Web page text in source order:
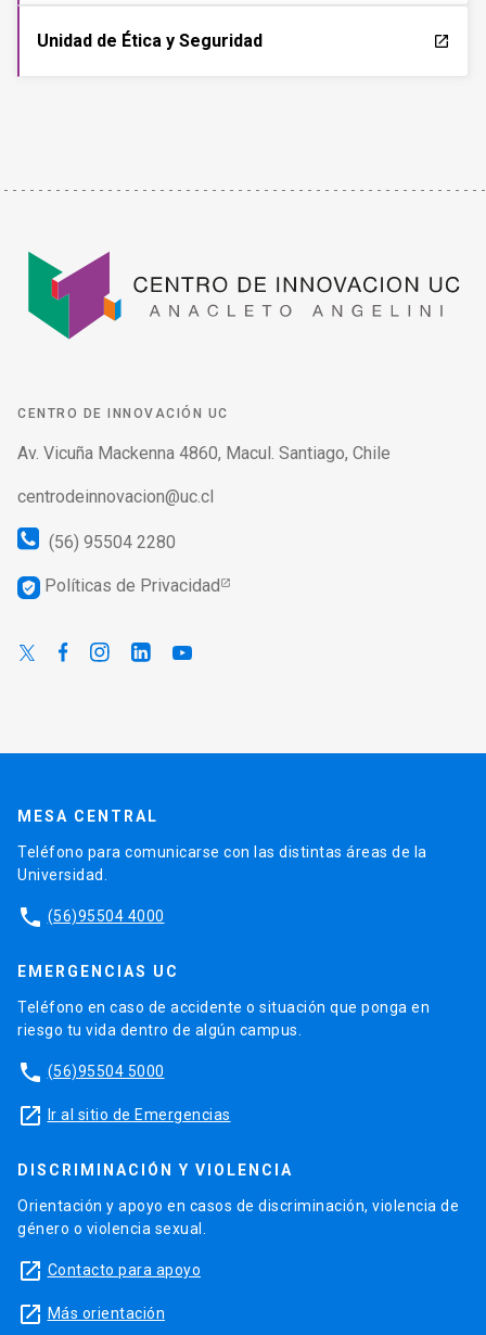
Unidad de Ética y Seguridad launch
CENTRO DE INNOVACIÓN UC
Av. Vicuña Mackenna 4860, Macul. Santiago, Chile
centrodeinnovacion@uc.cl
(56) 95504 2280
verified_user Políticas de Privacidad
MESA CENTRAL
Teléfono para comunicarse con las distintas áreas de la
Universidad.
phone (56)95504 4000
EMERGENCIAS UC
Teléfono en caso de accidente o situación que ponga en
riesgo tu vida dentro de algún campus.
phone (56)95504 5000
launch Ir al sitio de Emergencias
DISCRIMINACIÓN Y VIOLENCIA
Orientación y apoyo en casos de discriminación, violencia de
género o violencia sexual.
launch Contacto para apoyo
launch Más orientación